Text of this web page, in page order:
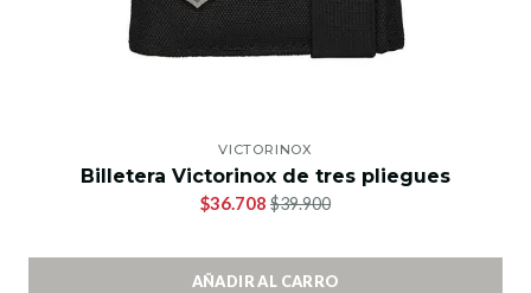
VICTORINOX
Billetera Victorinox de tres pliegues
$36.708 $39.900
AÑADIR AL CARRO